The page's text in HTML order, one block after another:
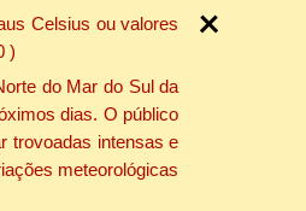
Celsius ou valores
)
do Mar do Sul da
dias. O público
trovoadas intensas e
meteorológicas